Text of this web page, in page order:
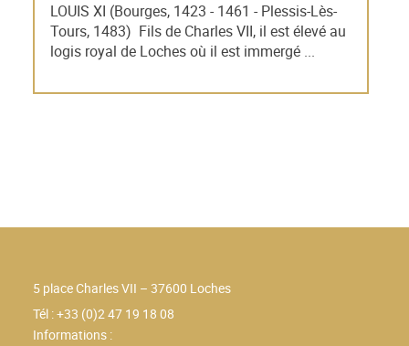
LOUIS XI (Bourges, 1423 - 1461 - Plessis-Lès-
Tours, 1483) Fils de Charles VII, il est élevé au
logis royal de Loches où il est immergé ...
5 place Charles VII – 37600 Loches
Tél : +33 (0)2 47 19 18 08
Informations :